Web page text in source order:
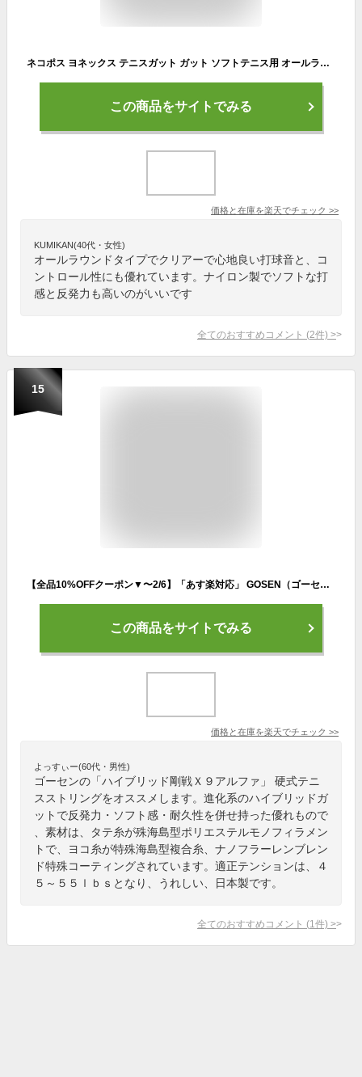
ネコポス ヨネックス テニスガット ガット ソフトテニス用 オールラウンド ナイロン バランス ワインディング加工 ベイシス スポーツ 運動 テニス ソフトテニス 白 ホワイト YONEX SGBA
この商品をサイトでみる
価格と在庫を楽天でチェック >>
KUMIKAN(40代・女性)
オールラウンドタイプでクリアーで心地良い打球音と、コ
ントロール性にも優れています。ナイロン製でソフトな打
感と反発力も高いのがいいです
全てのおすすめコメント (2件) >
15
【全品10%OFFクーポン▼〜2/6】「あす楽対応」 GOSEN（ゴーセン）「ハイブリッド剛戦X9アルファ(HYBRID GOSEN X9α)(TS510)」 硬式テニスストリング（ガット）【KPI】『即日出荷』
この商品をサイトでみる
価格と在庫を楽天でチェック >>
よっすぃー(60代・男性)
ゴーセンの「ハイブリッド剛戦Ｘ９アルファ」 硬式テニ
スストリングをオススメします。進化系のハイブリッドガ
ットで反発力・ソフト感・耐久性を併せ持った優れもので
、素材は、タテ糸が殊海島型ポリエステルモノフィラメン
トで、ヨコ糸が特殊海島型複合糸、ナノフラーレンブレン
ド特殊コーティングされています。適正テンションは、４
５～５５ｌｂｓとなり、うれしい、日本製です。
全てのおすすめコメント (1 件) >